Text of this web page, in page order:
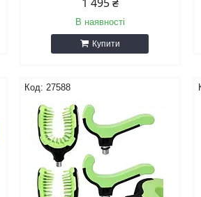
В наявності
Купити
27588